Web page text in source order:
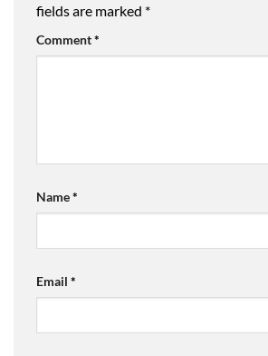
fields are marked *
Comment*
Name*
Email *